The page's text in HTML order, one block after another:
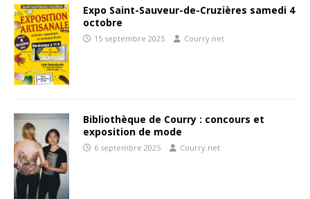
Expo Saint-Sauveur-de-Cruzières samedi 4
octobre
15 septembre 2025 Courry.net
Bibliothèque de Courry : concours et
exposition de mode
6 septembre 2025 Courry.net